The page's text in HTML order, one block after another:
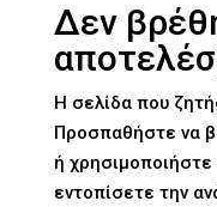
Δεν
Η σελίδα που
Προσπαθήστε να
ή
εντοπίσετε την